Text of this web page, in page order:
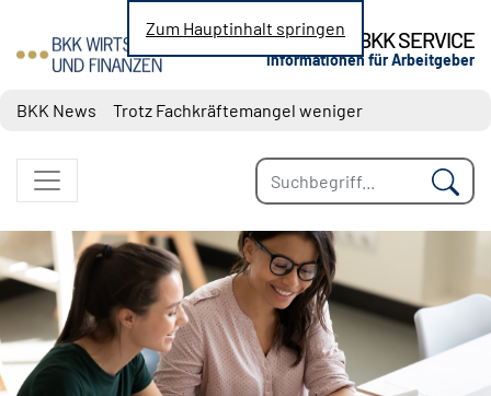
Zum Hauptinhalt springen BKK SERVICE
Informationen für Arbeitgeber
BKK News Nachrichten zu den Themen
Trotz Fachkräftemangel weniger
Steuerbegünstigter Urlaubszuschuss:
Erholungsbeihilfen
Geringe Tarifbindung im Niedriglohnsektor
Jahresarbeitsentgeltgrenzen: Ab 2027 drei
unterschiedliche Grenzen maßgebend
Wechselbereitschaft im Job ist gestiegen